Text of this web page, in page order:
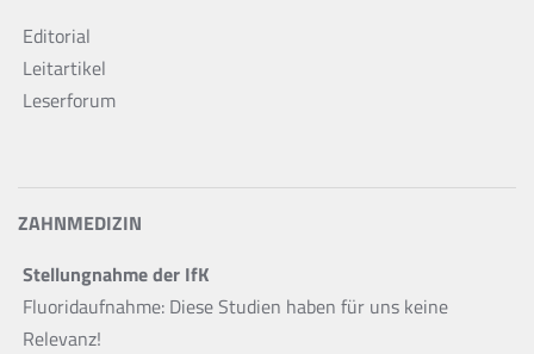
Editorial
Leitartikel
Leserforum
ZAHNMEDIZIN
Stellungnahme der IfK
Fluoridaufnahme: Diese Studien haben für uns keine
Relevanz!